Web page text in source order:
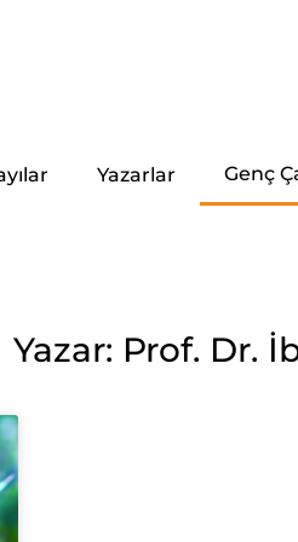
Yazarlar Genç
Yazar: Prof. Dr.